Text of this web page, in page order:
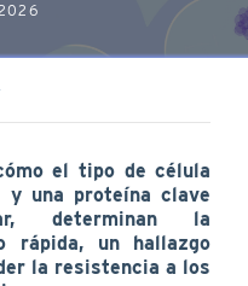
el tipo de célula
y una proteína clave
determinan la
rápida, un hallazgo
la resistencia a los